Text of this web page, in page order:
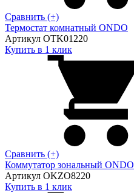
Сравнить (+)
Термостат комнатный ONDO
Артикул OTK01220
Купить в 1 клик
Сравнить (+)
Коммутатор зональный ONDO
Артикул OKZO8220
Купить в 1 клик